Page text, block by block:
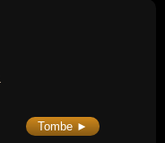
Tombe ►